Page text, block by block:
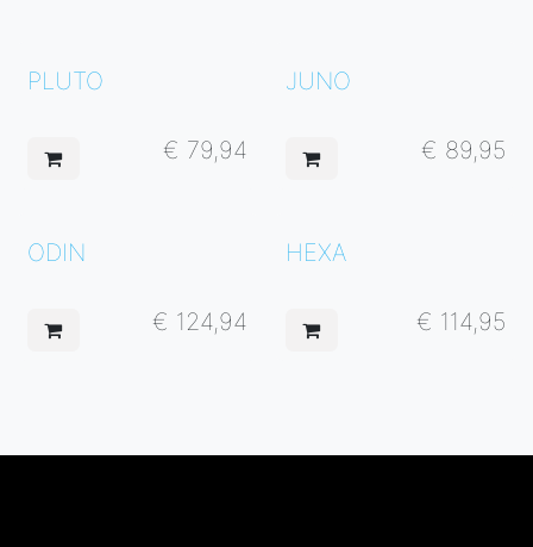
PLUTO
€ 79,94
JUNO
€ 89,95
ODIN
€ 124,94
HEXA
€ 114,95